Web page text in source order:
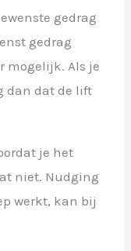
gedrag
gedrag
mogelijk. Als je
dan dat de lift
je het
niet. Nudging
werkt, kan bij